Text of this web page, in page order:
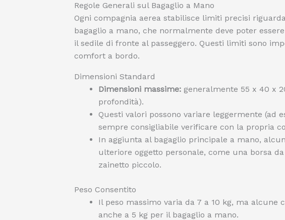
Regole Generali sul Bagaglio a Mano
Ogni compagnia aerea stabilisce limiti precisi
bagaglio a mano, che normalmente deve poter
il sedile di fronte al passeggero. Questi limiti sono
comfort a bordo.
Dimensioni Standard
Dimensioni massime: generalmente 55 x 40 x
profondità).
Questi valori possono variare leggermente (ad
sempre consigliabile verificare con la propria
In aggiunta al bagaglio principale a mano,
ulteriore oggetto personale, come una borsa
zainetto piccolo.
Peso Consentito
Il peso massimo varia da 7 a 10 kg, ma alcune
anche a 5 kg per il bagaglio a mano.